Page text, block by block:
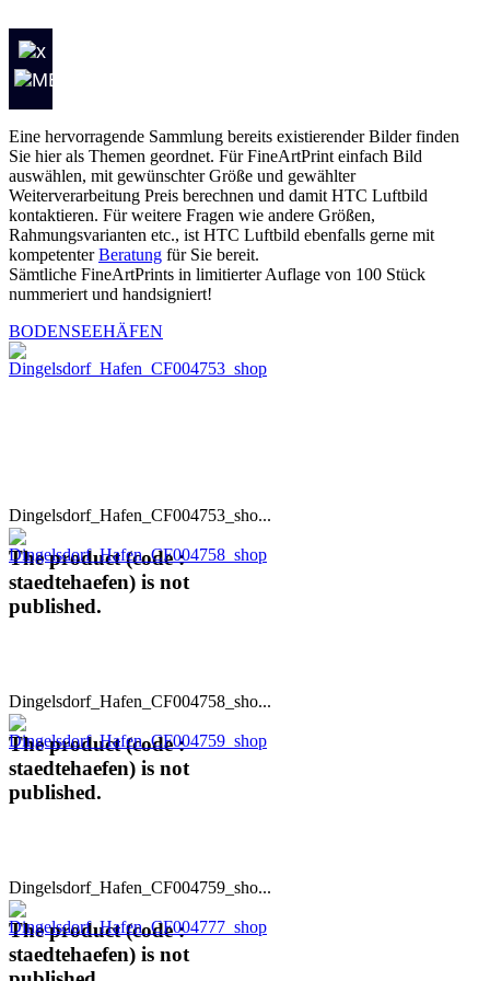
Eine hervorragende Sammlung bereits existierender Bilder finden
Sie hier als Themen geordnet. Für FineArtPrint einfach Bild
auswählen, mit gewünschter Größe und gewählter
Weiterverarbeitung Preis berechnen und damit HTC Luftbild
kontaktieren. Für weitere Fragen wie andere Größen,
Rahmungsvarianten etc., ist HTC Luftbild ebenfalls gerne mit
kompetenterBeratung für Sie bereit.
Sämtliche FineArtPrints in limitierter Auflage von 100 Stück
nummeriert und handsigniert!
BODENSEEHÄFEN
Dingelsdorf_Hafen_CF004753_sho...
The product (code :
staedtehaefen) is not
published.
Dingelsdorf_Hafen_CF004758_sho...
The product (code :
staedtehaefen) is not
published.
Dingelsdorf_Hafen_CF004759_sho...
The product (code :
staedtehaefen) is not